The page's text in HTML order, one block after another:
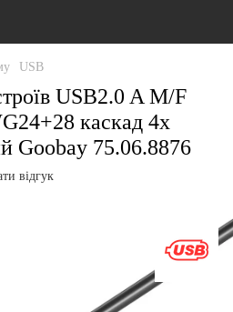
USB
USB2.0 A M/F
каскад 4x
Goobay 75.06.8876
відгук